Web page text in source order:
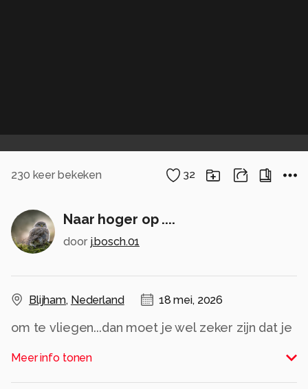
230 keer bekeken 32
Naar hoger op ....
door j.bosch.01
Blijham, Nederland 18 mei, 2026
om te vliegen...dan moet je wel zeker zijn dat je
Dit ging vooraf aan de andere foto.
Gedeukte gouden tor” (Protaetia cuprea).
Meer info tonen